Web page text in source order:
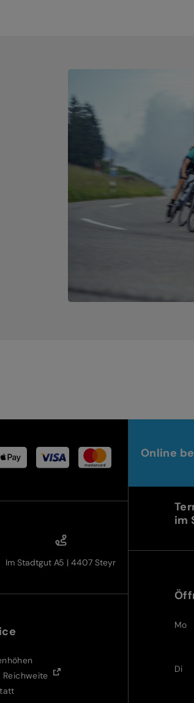
Im Stadtgut A5 | 4407 Steyr
Reichweite
Online
im
Mo
Di